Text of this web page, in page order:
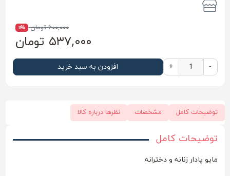
۶۰۰,۰۰۰ تومان ۱۱%
۵۳۷,۰۰۰ تومان
-
+ افزودن به سبد خرید
توضیحات کامل مشخصات نظرها درباره کالا
توضیحات کامل
مایو پادار زنانه و دخترانه